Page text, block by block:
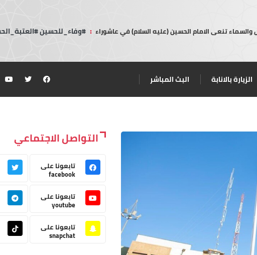
والسماء تنعى الامام الحسين (عليه السلام) في عاشوراء : #وفاء_للحسين
الزيارة بالانابة البث المباشر
التواصل الاجتماعي
تابعونا على
facebook
تابعونا على
youtube
تابعونا على
snapchat